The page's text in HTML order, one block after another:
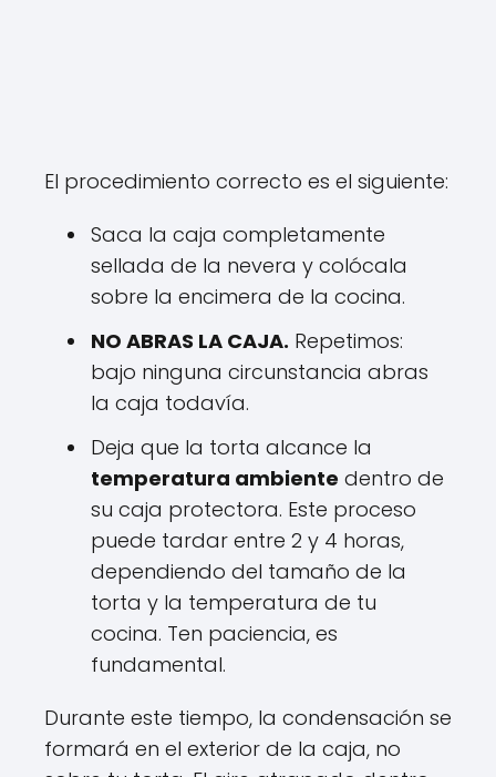
El procedimiento correcto es el siguiente:
Saca la caja completamente
sellada de la nevera y colócala
sobre la encimera de la cocina.
NO ABRAS LA CAJA. Repetimos:
bajo ninguna circunstancia abras
la caja todavía.
Deja que la torta alcance la
temperatura ambiente dentro de
su caja protectora. Este proceso
puede tardar entre 2 y 4 horas,
dependiendo del tamaño de la
torta y la temperatura de tu
cocina. Ten paciencia, es
fundamental.
Durante este tiempo, la condensación se
formará en el exterior de la caja, no